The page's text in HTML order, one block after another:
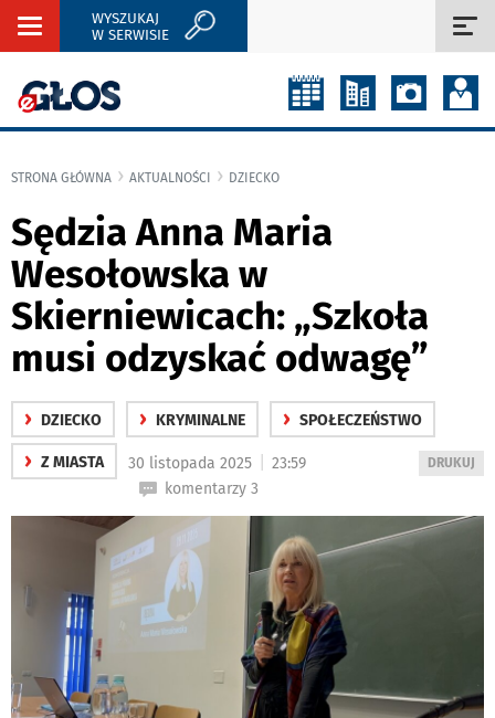
Rozwiń
WYSZUKAJ
W SERWISIE
STRONA GŁÓWNA AKTUALNOŚCI DZIECKO
Sędzia Anna Maria
Wesołowska w
Skierniewicach: „Szkoła
musi odzyskać odwagę”
› DZIECKO › KRYMINALNE › SPOŁECZEŃSTWO
› Z MIASTA
WYDRUKUJ
DRUKUJ
30 listopada 2025
23:59
komentarzy 3